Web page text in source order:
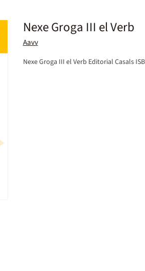
Nexe Groga III el Verb
Aavv
Nexe Groga III el Verb Editorial Casals